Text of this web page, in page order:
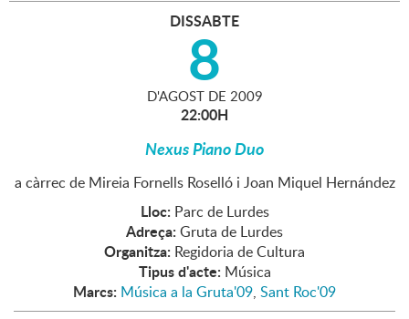
DISSABTE
8
D'AGOST DE 2009
22:00H
Nexus Piano Duo
a càrrec de Mireia Fornells Roselló i Joan Miquel Hernández
Lloc: Parc de Lurdes
Adreça: Gruta de Lurdes
Organitza: Regidoria de Cultura
Tipus d'acte: Música
Marcs: Música a la Gruta'09, Sant Roc'09